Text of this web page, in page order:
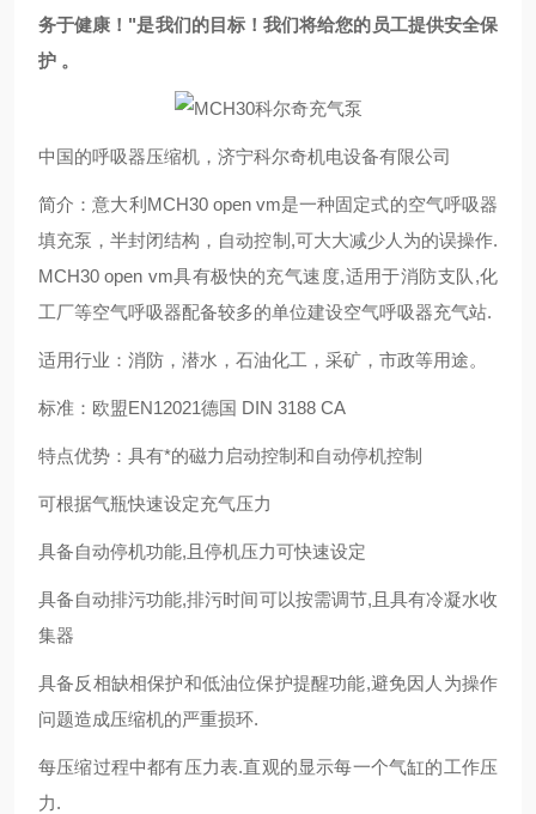
务于健康！"是我们的目标！我们将给您的员工提供安全保
护 。
中国的呼吸器压缩机，济宁科尔奇机电设备有限公司
简介：意大利MCH30 open vm是一种固定式的空气呼吸器
填充泵，半封闭结构，自动控制,可大大减少人为的误操作.
MCH30 open vm具有极快的充气速度,适用于消防支队,化
工厂等空气呼吸器配备较多的单位建设空气呼吸器充气站.
适用行业：消防，潜水，石油化工，采矿，市政等用途。
标准：欧盟EN12021德国 DIN 3188 CA
特点优势：具有*的磁力启动控制和自动停机控制
可根据气瓶快速设定充气压力
具备自动停机功能,且停机压力可快速设定
具备自动排污功能,排污时间可以按需调节,且具有冷凝水收
集器
具备反相缺相保护和低油位保护提醒功能,避免因人为操作
问题造成压缩机的严重损环.
每压缩过程中都有压力表.直观的显示每一个气缸的工作压
力.